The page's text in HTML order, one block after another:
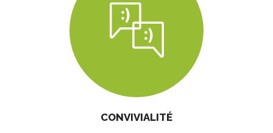
CONVIVIALITÉ